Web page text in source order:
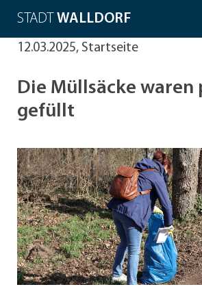
STADT WALLDORF
12.03.2025, Startseite
Die Müllsäcke waren
gefüllt